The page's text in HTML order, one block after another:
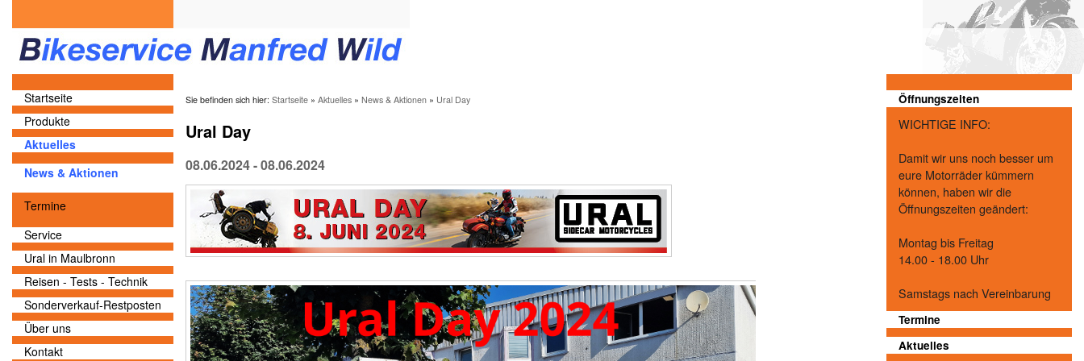
Startseite
Produkte
Aktuelles
News & Aktionen
Termine
Service
Ural in Maulbronn
Reisen - Tests - Technik
Sonderverkauf-Restposten
Über uns
Kontakt
Öffnungszeiten
WICHTIGE INFO:
Damit wir uns noch besser um
eure Motorräder kümmern
können, haben wir die
Öffnungszeiten geändert:
Montag bis Freitag
14.00 - 18.00 Uhr
Samstags nach Vereinbarung
Termine
Aktuelles
Sie befinden sich hier: Startseite » Aktuelles » News & Aktionen » Ural Day
Ural Day
08.06.2024 -08.06.2024